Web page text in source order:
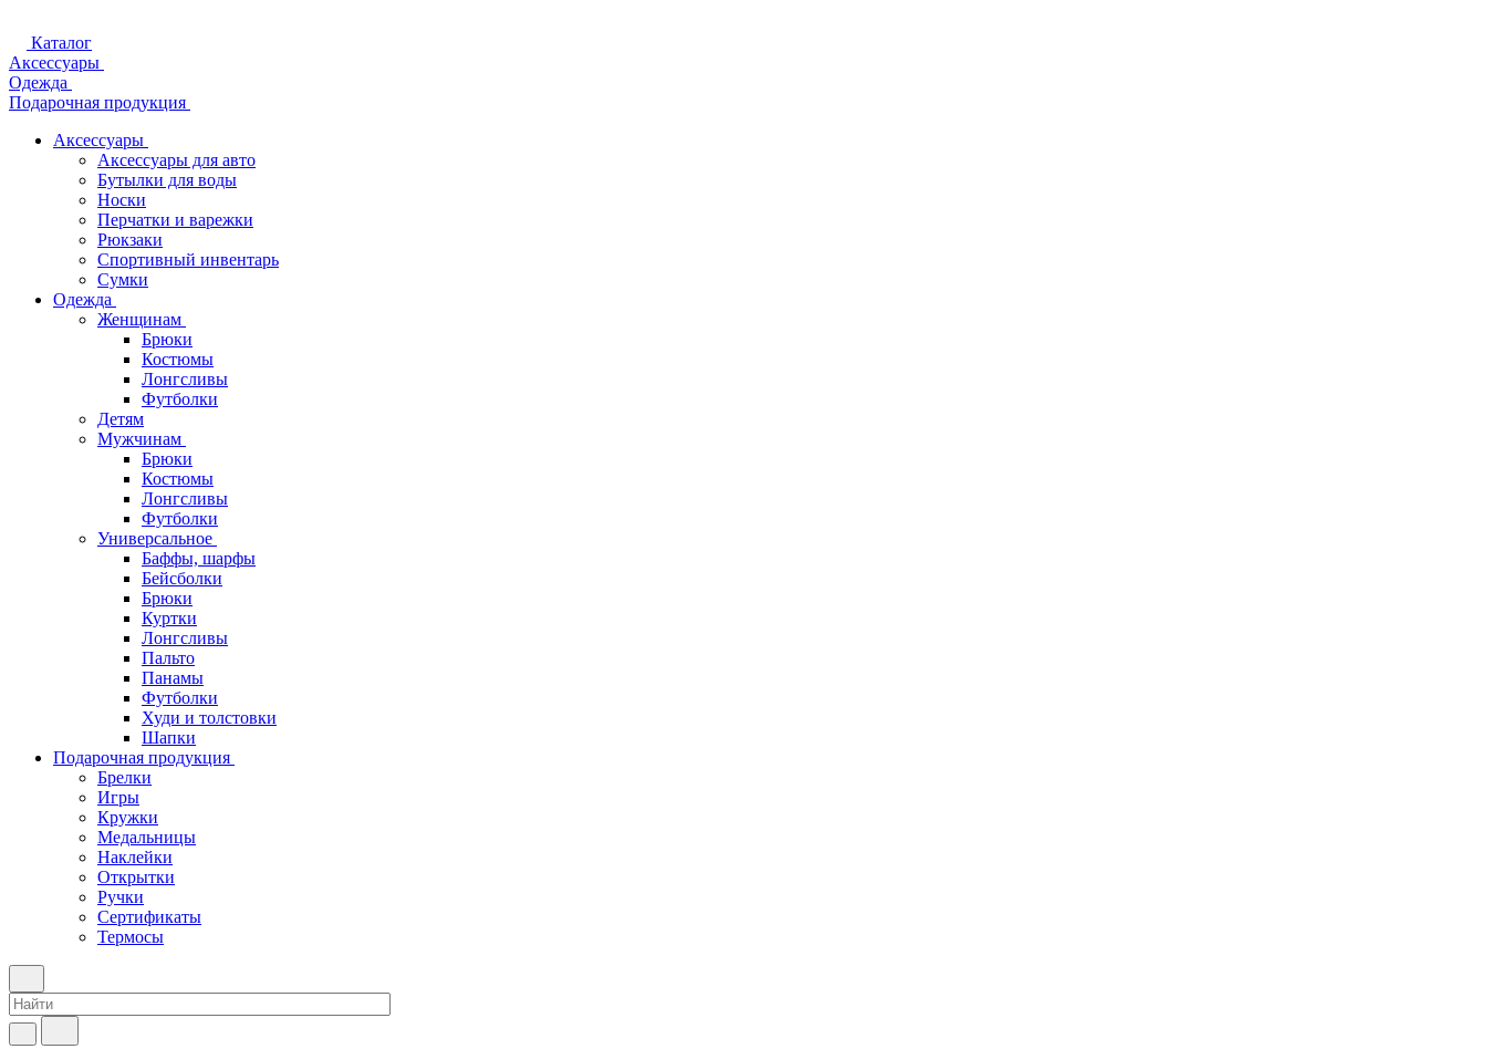
Каталог
Аксессуары
Одежда
Подарочная продукция
Аксессуары
Аксессуары для авто
Бутылки для воды
Носки
Перчатки и варежки
Рюкзаки
Спортивный инвентарь
Сумки
Одежда
Женщинам
Брюки
Костюмы
Лонгсливы
Футболки
Детям
Мужчинам
Брюки
Костюмы
Лонгсливы
Футболки
Универсальное
Баффы, шарфы
Бейсболки
Брюки
Куртки
Лонгсливы
Пальто
Панамы
Футболки
Худи и толстовки
Шапки
Подарочная продукция
Брелки
Игры
Кружки
Медальницы
Наклейки
Открытки
Ручки
Сертификаты
Термосы